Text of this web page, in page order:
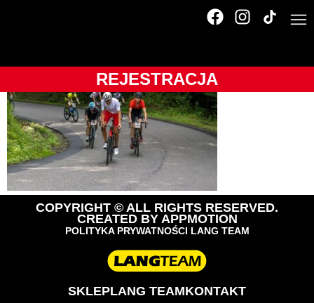
REJESTRACJA
COPYRIGHT © ALL RIGHTS RESERVED.
CREATED BY APPMOTION
POLITYKA PRYWATNOŚCI LANG TEAM
SKLEPLANG TEAMKONTAKT